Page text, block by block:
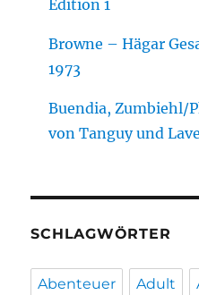
Edition 1
Browne – Hägar
1973
Buendia, Zumbiehl/
von Tanguy und
SCHLAGWÖRTER
Abenteuer Adult